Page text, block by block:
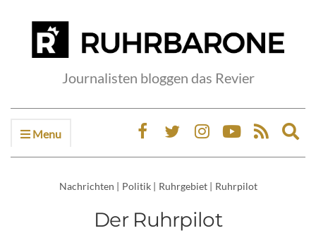
Journalisten bloggen das Revier
Menu
Nachrichten | Politik | Ruhrgebiet | Ruhrpilot
Der Ruhrpilot